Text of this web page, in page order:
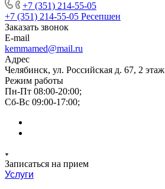
+7 (351) 214-55-05
+7 (351) 214-55-05 Ресепшен
Заказать звонок
E-mail
kemmamed@mail.ru
Адрес
Челябинск, ул. Российская д. 67, 2 этаж
Режим работы
Пн-Пт 08:00-20:00;
Сб-Вс 09:00-17:00;
Записаться на прием
Услуги